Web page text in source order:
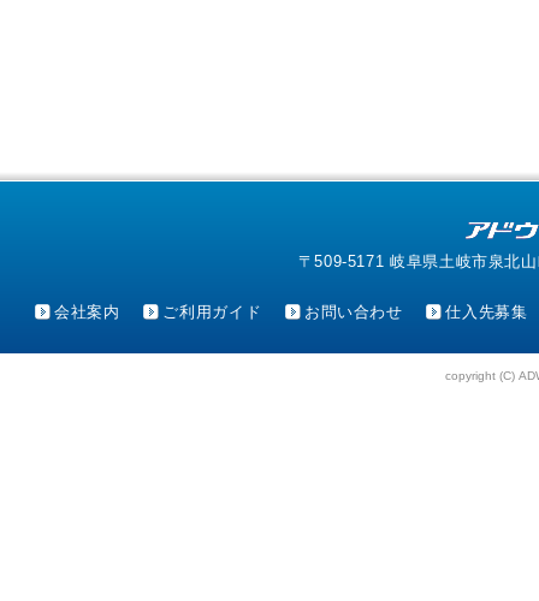
〒509-5171 岐阜県土岐市泉北
会社案内 ご利用ガイド お問い合わせ 仕入先募集
copyright (C)